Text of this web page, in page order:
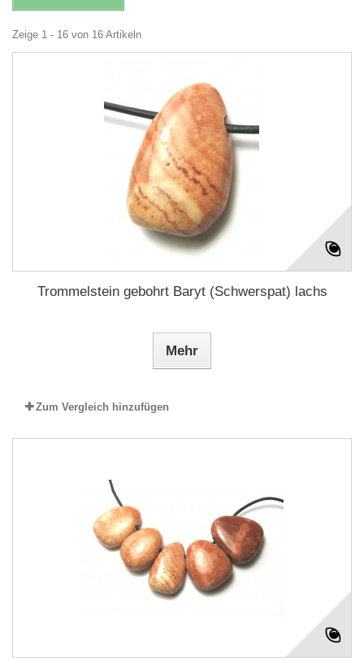
Zeige 1 - 16 von 16 Artikeln
Trommelstein gebohrt Baryt (Schwerspat) lachs
Mehr
Zum Vergleich hinzufügen